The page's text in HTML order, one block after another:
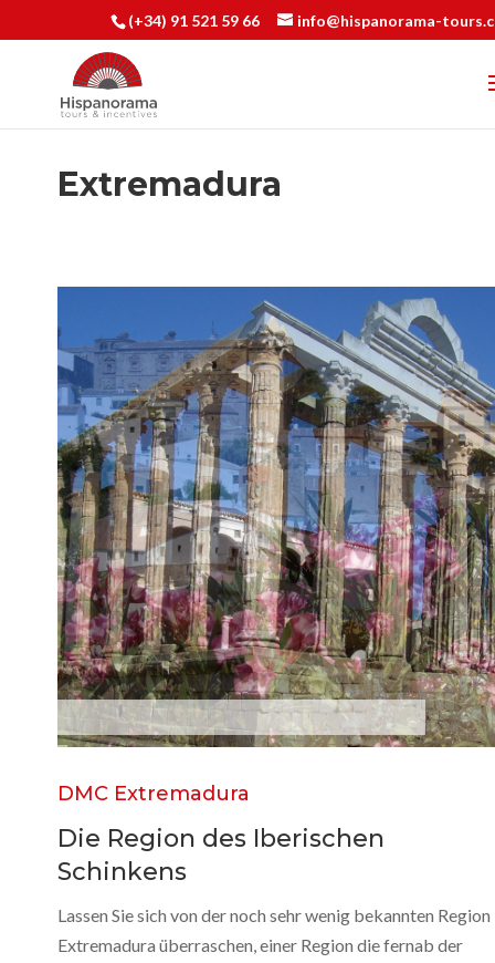
(+34) 91 521 59 66 info@hispanorama-
Extremadura
da
DMC Extremadura
Die Region des Iberischen
Schinkens
Lassen Sie sich von der noch sehr wenig bekannten Region
Extremadura überraschen, einer Region die fernab der